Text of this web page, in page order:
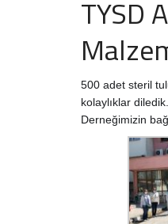
TYSD
500 adet steril
kolaylıklar diledik.
Derneğimizin